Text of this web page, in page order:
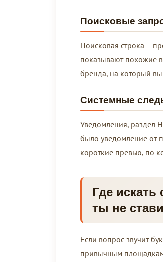
Поисковые
Поисковая строка –
показывают похожие
бренда, на который
Системные
Уведомления, раздел
было уведомление от
короткие превью, по
Где
ты не
Если вопрос звучит
привычным